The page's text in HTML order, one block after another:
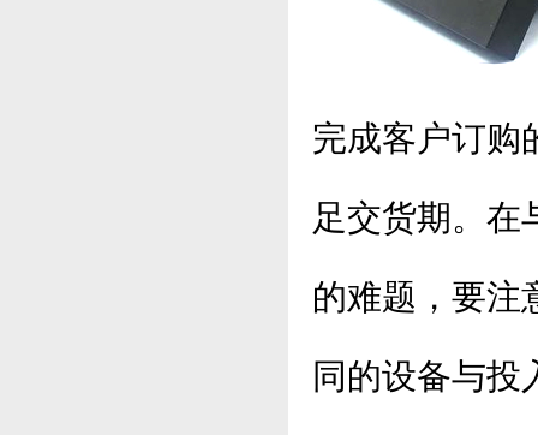
完成客户订购
足交货期。在
的难题，要注
同的设备与投